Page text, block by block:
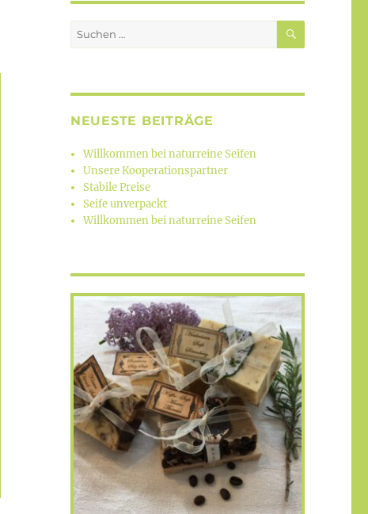
Suchen
nach:
SUCHEN
NEUESTE BEITRÄGE
Willkommen bei naturreine Seifen
Unsere Kooperationspartner
Stabile Preise
Seife unverpackt
Willkommen bei naturreine Seifen